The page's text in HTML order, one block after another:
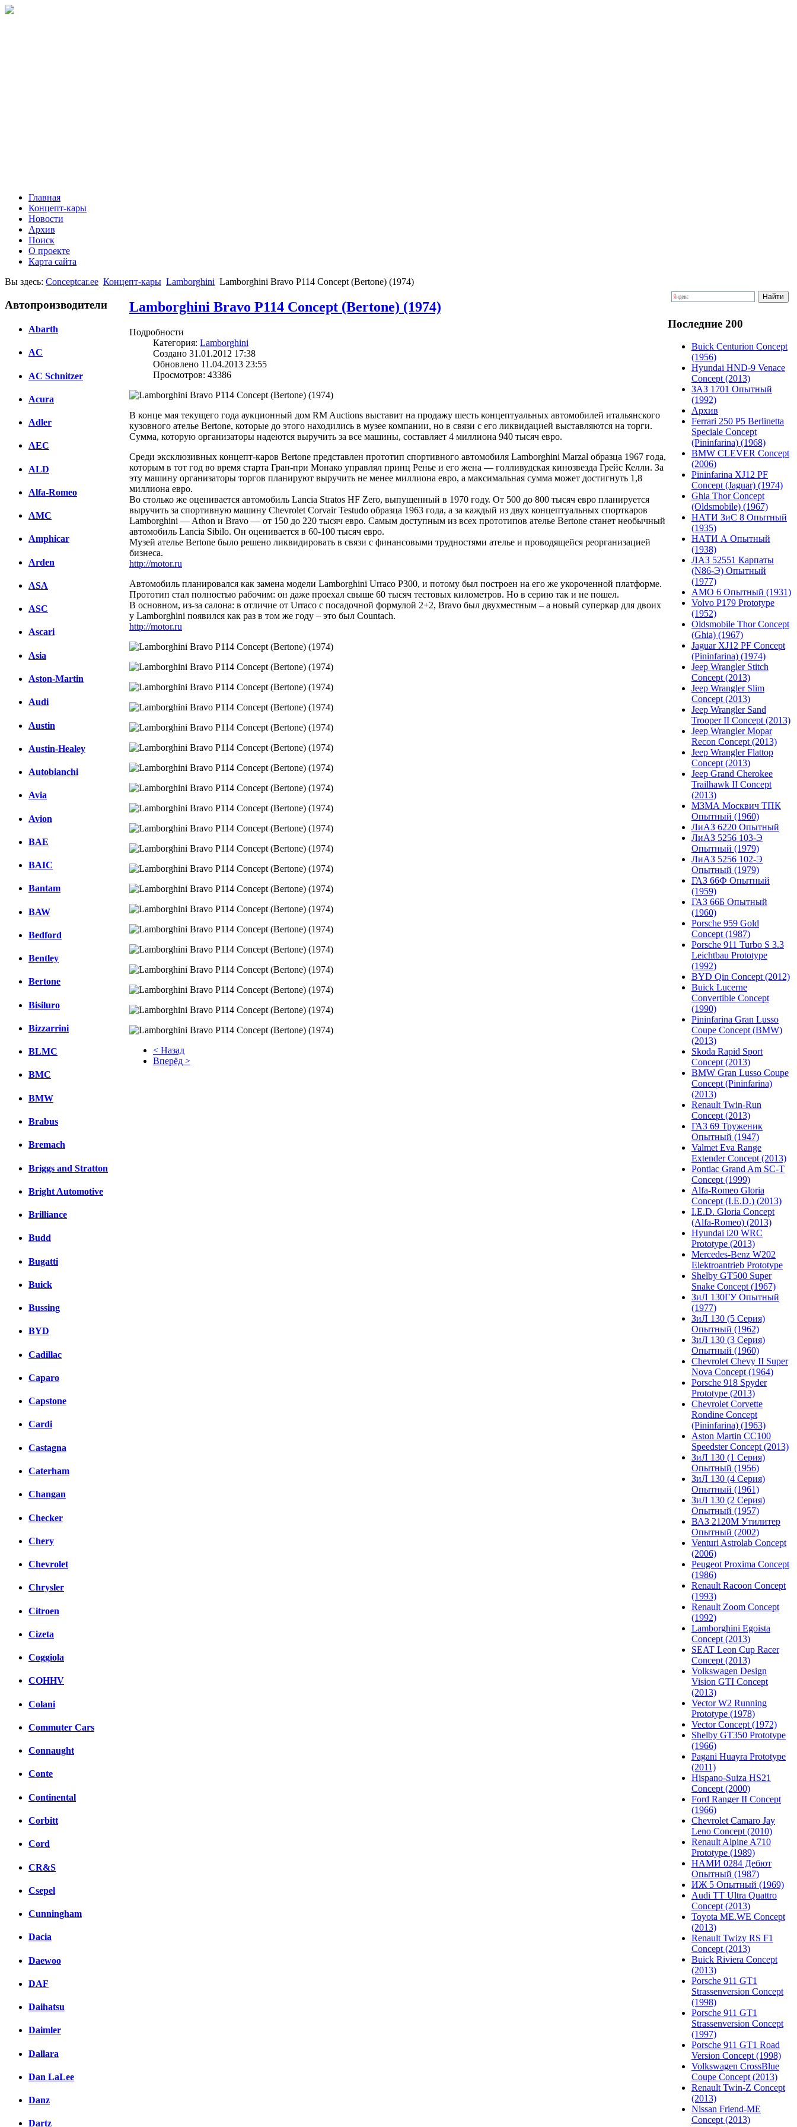
Главная
Концепт-кары
Новости
Архив
Поиск
О проекте
Карта сайта
Вы здесь: Conceptcar.ee Концепт-кары Lamborghini Lamborghini Bravo P114 Concept (Bertone) (1974)
Автопроизводители
Abarth
AC
AC Schnitzer
Acura
Adler
AEC
ALD
Alfa-Romeo
AMC
Amphicar
Arden
ASA
ASC
Ascari
Asia
Aston-Martin
Audi
Austin
Austin-Healey
Autobianchi
Avia
Avion
BAE
BAIC
Bantam
BAW
Bedford
Bentley
Bertone
Bisiluro
Bizzarrini
BLMC
BMC
BMW
Brabus
Bremach
Briggs and Stratton
Bright Automotive
Brilliance
Budd
Bugatti
Buick
Bussing
BYD
Cadillac
Caparo
Capstone
Cardi
Castagna
Caterham
Changan
Checker
Chery
Chevrolet
Chrysler
Citroen
Cizeta
Coggiola
COHHV
Colani
Commuter Cars
Connaught
Conte
Continental
Corbitt
Cord
CR&S
Csepel
Cunningham
Dacia
Daewoo
DAF
Daihatsu
Daimler
Dallara
Dan LaLee
Danz
Dartz
Lamborghini Bravo P114 Concept (Bertone) (1974)
Подробности
Категория: Lamborghini
Создано 31.01.2012 17:38
Обновлено 11.04.2013 23:55
Просмотров: 43386
В конце мая текущего года аукционный дом RM Auctions выставит на продажу шесть концептуальных автомобилей итальянского
кузовного ателье Bertone, которые до этого находились в музее компании, но в связи с его ликвидацией выставляются на торги.
Сумма, которую организаторы надеются выручить за все машины, составляет 4 миллиона 940 тысяч евро.
Среди эксклюзивных концепт-каров Bertone представлен прототип спортивного автомобиля Lamborghini Marzal образца 1967 года,
которым в тот год во время старта Гран-при Монако управлял принц Ренье и его жена — голливудская кинозвезда Грейс Келли. За
эту машину организаторы торгов планируют выручить не менее миллиона евро, а максимальная сумма может достигнуть 1,8
миллиона евро.
Во столько же оценивается автомобиль Lancia Stratos HF Zero, выпущенный в 1970 году. От 500 до 800 тысяч евро планируется
выручить за спортивную машину Chevrolet Corvair Testudo образца 1963 года, а за каждый из двух концептуальных спорткаров
Lamborghini — Athon и Bravo — от 150 до 220 тысяч евро. Самым доступным из всех прототипов ателье Bertone станет необычный
автомобиль Lancia Sibilo. Он оценивается в 60-100 тысяч евро.
Музей ателье Bertone было решено ликвидировать в связи с финансовыми трудностями ателье и проводящейся реорганизацией
бизнеса.
http://motor.ru
Автомобиль планировался как замена модели Lamborghini Urraco P300, и потому был построен на его же укороченной платформе.
Прототип стал полностью рабочим: он даже проехал свыше 60 тысяч тестовых километров. Но в серию так и не пошел.
В основном, из-за салона: в отличие от Urraco с посадочной формулой 2+2, Bravo был двухместным – а новый суперкар для двоих
у Lamborghini появился как раз в том же году – это был Countach.
http://motor.ru
< Назад
Вперёд >
Последние 200
Buick Centurion Concept
(1956)
Hyundai HND-9 Venace
Concept (2013)
ЗАЗ 1701 Опытный
(1992)
Архив
Ferrari 250 P5 Berlinetta
Speciale Concept
(Pininfarina) (1968)
BMW CLEVER Concept
(2006)
Pininfarina XJ12 PF
Concept (Jaguar) (1974)
Ghia Thor Concept
(Oldsmobile) (1967)
НАТИ ЗиС 8 Опытный
(1935)
НАТИ А Опытный
(1938)
ЛАЗ 52551 Карпаты
(N86-Э) Опытный
(1977)
АМО 6 Опытный (1931)
Volvo P179 Prototype
(1952)
Oldsmobile Thor Concept
(Ghia) (1967)
Jaguar XJ12 PF Concept
(Pininfarina) (1974)
Jeep Wrangler Stitch
Concept (2013)
Jeep Wrangler Slim
Concept (2013)
Jeep Wrangler Sand
Trooper II Concept (2013)
Jeep Wrangler Mopar
Recon Concept (2013)
Jeep Wrangler Flattop
Concept (2013)
Jeep Grand Cherokee
Trailhawk II Concept
(2013)
МЗМА Москвич ТПК
Опытный (1960)
ЛиАЗ 6220 Опытный
ЛиАЗ 5256 103-Э
Опытный (1979)
ЛиАЗ 5256 102-Э
Опытный (1979)
ГАЗ 66Ф Опытный
(1959)
ГАЗ 66Б Опытный
(1960)
Porsche 959 Gold
Concept (1987)
Porsche 911 Turbo S 3.3
Leichtbau Prototype
(1992)
BYD Qin Concept (2012)
Buick Lucerne
Convertible Concept
(1990)
Pininfarina Gran Lusso
Coupe Concept (BMW)
(2013)
Skoda Rapid Sport
Concept (2013)
BMW Gran Lusso Coupe
Concept (Pininfarina)
(2013)
Renault Twin-Run
Concept (2013)
ГАЗ 69 Труженик
Опытный (1947)
Valmet Eva Range
Extender Concept (2013)
Pontiac Grand Am SC-T
Concept (1999)
Alfa-Romeo Gloria
Concept (I.E.D.) (2013)
I.E.D. Gloria Concept
(Alfa-Romeo) (2013)
Hyundai i20 WRC
Prototype (2013)
Mercedes-Benz W202
Elektroantrieb Prototype
Shelby GT500 Super
Snake Concept (1967)
ЗиЛ 130ГУ Опытный
(1977)
ЗиЛ 130 (5 Серия)
Опытный (1962)
ЗиЛ 130 (3 Серия)
Опытный (1960)
Chevrolet Chevy II Super
Nova Concept (1964)
Porsche 918 Spyder
Prototype (2013)
Chevrolet Corvette
Rondine Concept
(Pininfarina) (1963)
Aston Martin CC100
Speedster Concept (2013)
ЗиЛ 130 (1 Серия)
Опытный (1956)
ЗиЛ 130 (4 Серия)
Опытный (1961)
ЗиЛ 130 (2 Серия)
Опытный (1957)
ВАЗ 2120М Утилитер
Опытный (2002)
Venturi Astrolab Concept
(2006)
Peugeot Proxima Concept
(1986)
Renault Racoon Concept
(1993)
Renault Zoom Concept
(1992)
Lamborghini Egoista
Concept (2013)
SEAT Leon Cup Racer
Concept (2013)
Volkswagen Design
Vision GTI Concept
(2013)
Vector W2 Running
Prototype (1978)
Vector Concept (1972)
Shelby GT350 Prototype
(1966)
Pagani Huayra Prototype
(2011)
Hispano-Suiza HS21
Concept (2000)
Ford Ranger II Concept
(1966)
Chevrolet Camaro Jay
Leno Concept (2010)
Renault Alpine A710
Prototype (1989)
НАМИ 0284 Дебют
Опытный (1987)
ИЖ 5 Опытный (1969)
Audi TT Ultra Quattro
Concept (2013)
Toyota ME.WE Concept
(2013)
Renault Twizy RS F1
Concept (2013)
Buick Riviera Concept
(2013)
Porsche 911 GT1
Strassenversion Concept
(1998)
Porsche 911 GT1
Strassenversion Concept
(1997)
Porsche 911 GT1 Road
Version Concept (1998)
Volkswagen CrossBlue
Coupe Concept (2013)
Renault Twin-Z Concept
(2013)
Nissan Friend-ME
Concept (2013)